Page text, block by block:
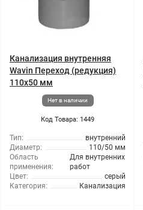
Канализация внутренняя
Wavin Переход (редукция)
110x50 мм
Нет в наличии
Код Товара: 1449
Тип:
внутренний
Диаметр:
110/50 мм
Область
применения:
Для внутренних
работ
Цвет:
серый
Категория:
Канализация